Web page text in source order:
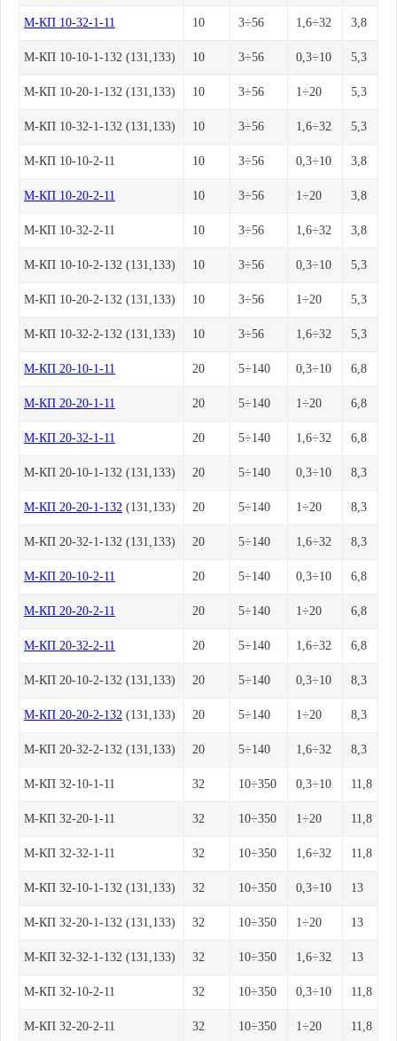
М-КП 10-32-1-11 10 3÷56 1,6÷32 3,8
М-КП 10-10-1-132 (131,133) 10 3÷56 0,3÷10 5,3
М-КП 10-20-1-132 (131,133) 10 3÷56 1÷20 5,3
М-КП 10-32-1-132 (131,133) 10 3÷56 1,6÷32 5,3
М-КП 10-10-2-11 10 3÷56 0,3÷10 3,8
М-КП 10-20-2-11 10 3÷56 1÷20 3,8
М-КП 10-32-2-11 10 3÷56 1,6÷32 3,8
М-КП 10-10-2-132 (131,133) 10 3÷56 0,3÷10 5,3
М-КП 10-20-2-132 (131,133) 10 3÷56 1÷20 5,3
М-КП 10-32-2-132 (131,133) 10 3÷56 1,6÷32 5,3
М-КП 20-10-1-11 20 5÷140 0,3÷10 6,8
М-КП 20-20-1-11 20 5÷140 1÷20 6,8
М-КП 20-32-1-11 20 5÷140 1,6÷32 6,8
М-КП 20-10-1-132 (131,133) 20 5÷140 0,3÷10 8,3
М-КП 20-20-1-132 (131,133) 20 5÷140 1÷20 8,3
М-КП 20-32-1-132 (131,133) 20 5÷140 1,6÷32 8,3
М-КП 20-10-2-11 20 5÷140 0,3÷10 6,8
М-КП 20-20-2-11 20 5÷140 1÷20 6,8
М-КП 20-32-2-11 20 5÷140 1,6÷32 6,8
М-КП 20-10-2-132 (131,133) 20 5÷140 0,3÷10 8,3
М-КП 20-20-2-132 (131,133) 20 5÷140 1÷20 8,3
М-КП 20-32-2-132 (131,133) 20 5÷140 1,6÷32 8,3
М-КП 32-10-1-11 32 10÷350 0,3÷10 11,8
М-КП 32-20-1-11 32 10÷350 1÷20 11,8
М-КП 32-32-1-11 32 10÷350 1,6÷32 11,8
М-КП 32-10-1-132 (131,133) 32 10÷350 0,3÷10 13
М-КП 32-20-1-132 (131,133) 32 10÷350 1÷20 13
М-КП 32-32-1-132 (131,133) 32 10÷350 1,6÷32 13
М-КП 32-10-2-11 32 10÷350 0,3÷10 11,8
М-КП 32-20-2-11 32 10÷350 1÷20 11,8